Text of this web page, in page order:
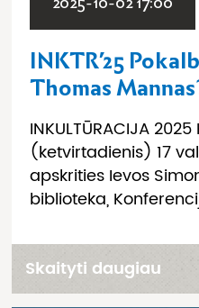
INKTR’25
Thomas
INKULTŪRACIJA
(ketvirtadienis) 17
apskrities Ievos
biblioteka,
Skaityti daugiau